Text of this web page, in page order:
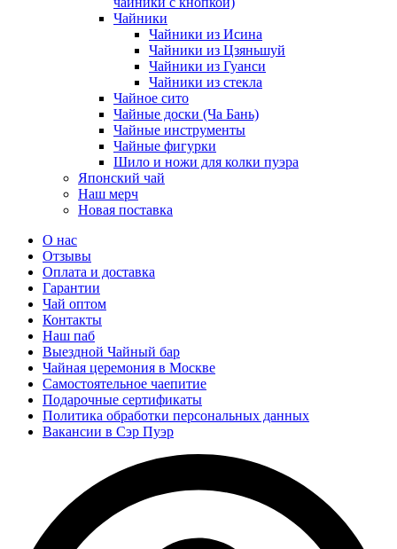
Чайники
Чайники из Исина
Чайники из Цзяньшуй
Чайники из Гуанси
Чайники из стекла
Чайное сито
Чайные доски (Ча Бань)
Чайные инструменты
Чайные фигурки
Шило и ножи для колки пуэра
Японский чай
Наш мерч
Новая поставка
О нас
Отзывы
Оплата и доставка
Гарантии
Чай оптом
Контакты
Наш паб
Выездной Чайный бар
Чайная церемония в Москве
Самостоятельное чаепитие
Подарочные сертификаты
Политика обработки персональных данных
Вакансии в Сэр Пуэр